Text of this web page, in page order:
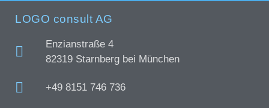
LOGO consult AG
Enzianstraße 4
82319 Starnberg bei München
+49 8151 746 736